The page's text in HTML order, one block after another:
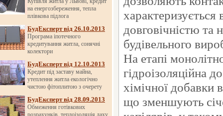
на енергозбереження, тепла
плівкова підлога
БудЕксперт від 26.10.2013
Програма іпотечного
кредитування житла, сонячні
колектори
БудЕксперт від 12.10.2013
Кредит під заставу майна,
утеплення житла екологічно
чистою фітоплитою з очерету
БудЕксперт від 28.09.2013
Обмеження готівкових
розрахунків, теплоізоляція даху
довговічністю та
будівельного
На етапі
гідроізоляційна
хімічної добавки
що зменшують